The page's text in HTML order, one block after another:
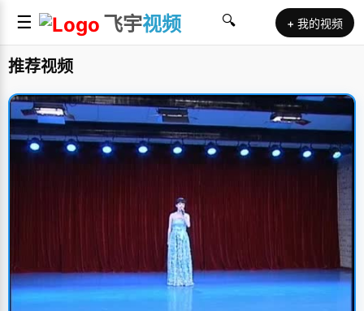
☰ 飞宇视频 🔍 + 我的视频
推荐视频